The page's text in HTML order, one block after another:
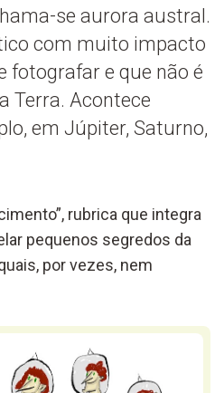
se aurora austral.
com muito impacto
fotografar e que não é
Terra. Acontece
em Júpiter, Saturno,
rubrica que integra
pequenos segredos da
por vezes, nem